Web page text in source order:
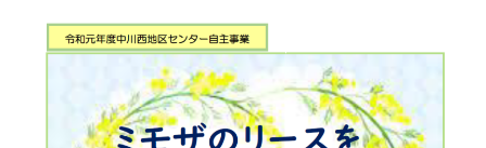
ー: